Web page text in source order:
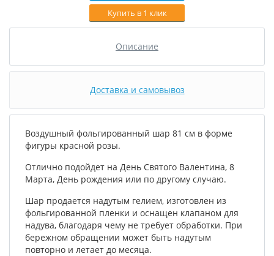
Купить в 1 клик
Описание
Доставка и самовывоз
Воздушный фольгированный шар 81 см в форме
фигуры красной розы.
Отлично подойдет на День Святого Валентина, 8
Марта, День рождения или по другому случаю.
Шар продается надутым гелием, изготовлен из
фольгированной пленки и оснащен клапаном для
надува, благодаря чему не требует обработки. При
бережном обращении может быть надутым
повторно и летает до месяца.